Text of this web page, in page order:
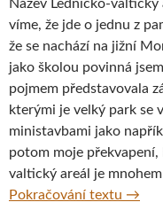
Název Lednicko-valtický
víme, že jde o jednu z
že se nachází na jižní
jako školou povinná
pojmem představovala
kterými je velký park se
ministavbami jako
potom moje překvapení,
valtický areál je
Pokračování textu →